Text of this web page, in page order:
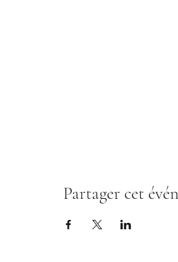
Partager cet